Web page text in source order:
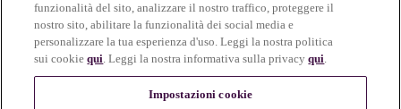
funzionalità del sito, analizzare il nostro traffico, proteggere il
nostro sito, abilitare la funzionalità dei social media e
personalizzare la tua esperienza d'uso. Leggi la nostra politica
sui cookiequi. Leggi la nostra informativa sulla privacyqui.
Impostazioni cookie